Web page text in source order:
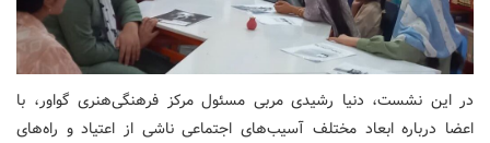
در این نشست، دنیا رشیدی مربی مسئول مرکز فرهنگی‌هنری گواور، با
اعضا درباره ابعاد مختلف آسیب‌های اجتماعی ناشی از اعتیاد و راه‌های